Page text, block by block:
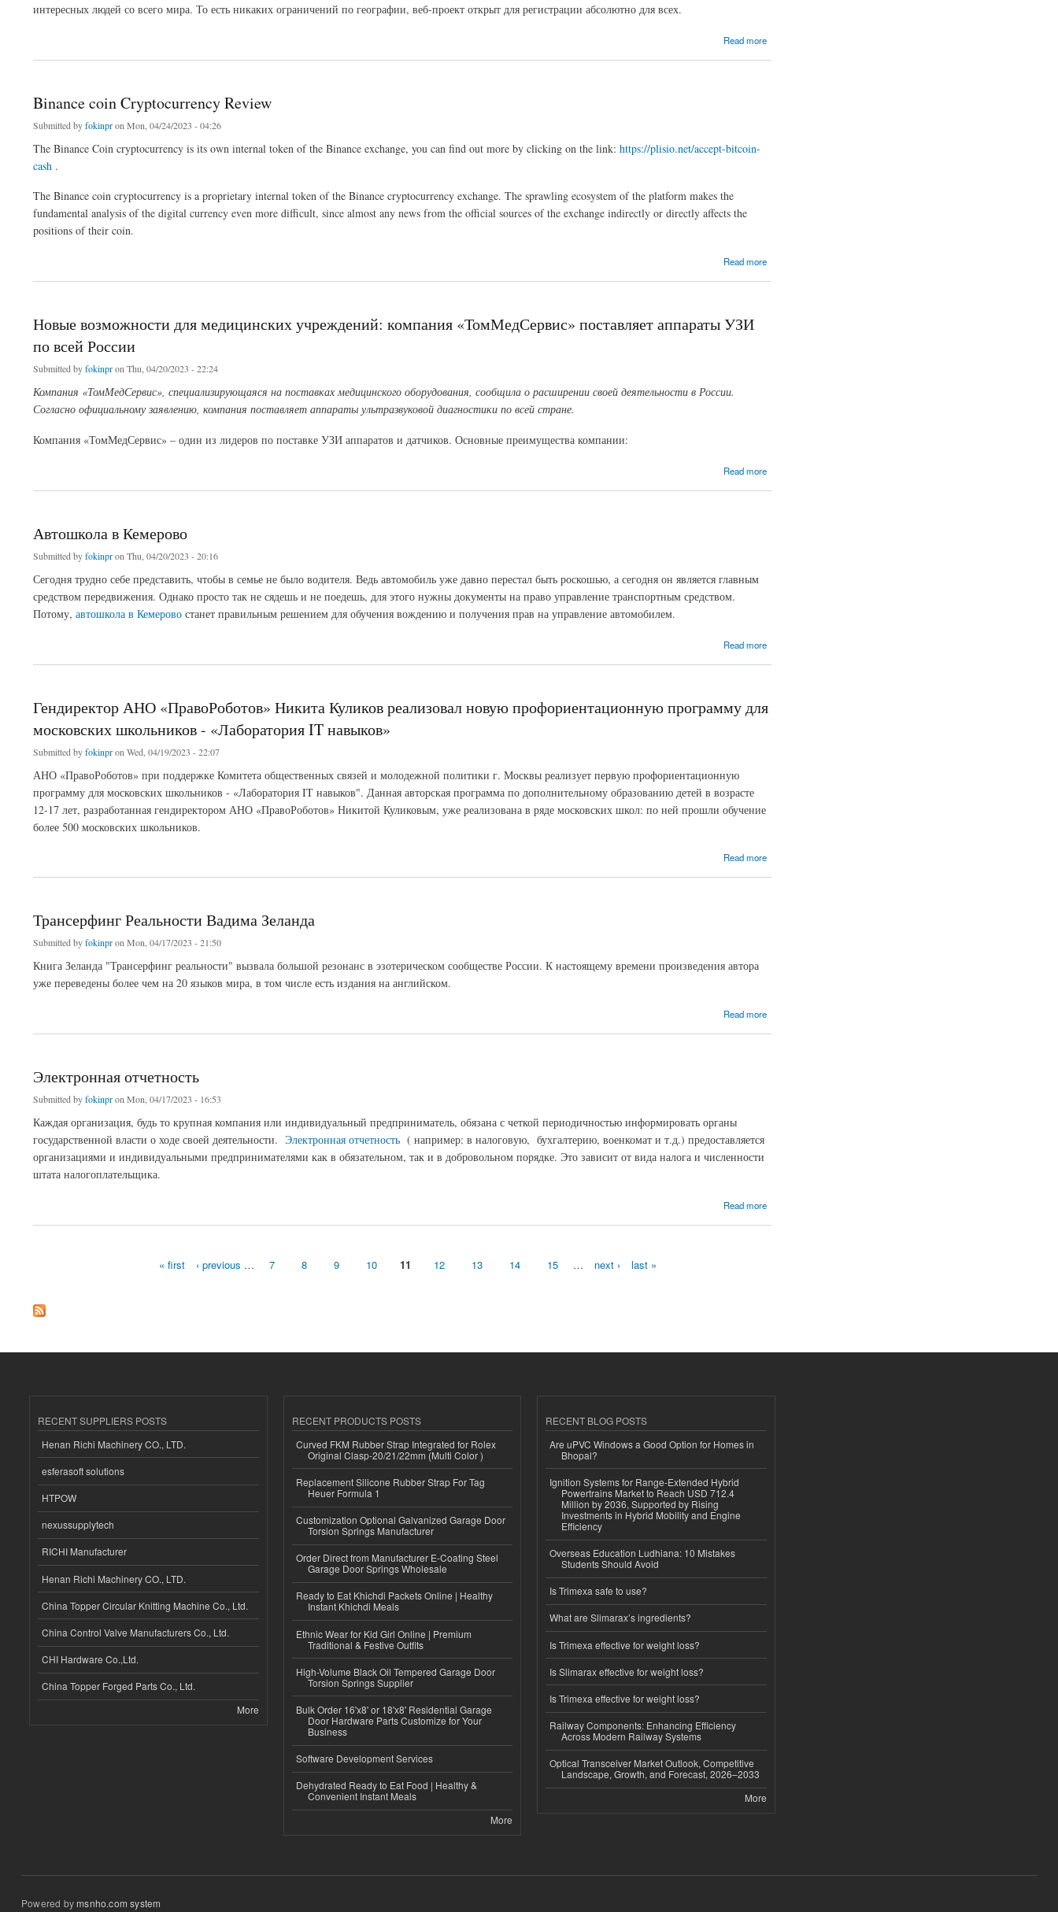
интересных людей со всего мира. То есть никаких ограничений по географии, веб-проект открыт для регистрации абсолютно для всех.
Read more
Binance coin Cryptocurrency Review
Submitted byfokinpron Mon, 04/24/2023 - 04:26
The Binance Coin cryptocurrency is its own internal token of the Binance exchange, you can find out more by clicking on the link: https://plisio.net/accept-bitcoin-
cash .
The Binance coin cryptocurrency is a proprietary internal token of the Binance cryptocurrency exchange. The sprawling ecosystem of the platform makes the
fundamental analysis of the digital currency even more difficult, since almost any news from the official sources of the exchange indirectly or directly affects the
positions of their coin.
Read more
Новые возможности для медицинских учреждений: компания «ТомМедСервис» поставляет аппараты УЗИ
по всей России
Submitted byfokinpron Thu, 04/20/2023 - 22:24
Компания «ТомМедСервис», специализирующаяся на поставках медицинского оборудования, сообщила о расширении своей деятельности в России.
Согласно официальному заявлению, компания поставляет аппараты ультразвуковой диагностики по всей стране.
Компания «ТомМедСервис» – один из лидеров по поставке УЗИ аппаратов и датчиков. Основные преимущества компании:
Read more
Автошкола в Кемерово
Submitted byfokinpron Thu, 04/20/2023 - 20:16
Сегодня трудно себе представить, чтобы в семье не было водителя. Ведь автомобиль уже давно перестал быть роскошью, а сегодня он является главным
средством передвижения. Однако просто так не сядешь и не поедешь, для этого нужны документы на право управление транспортным средством.
Потому, автошкола в Кемерово станет правильным решением для обучения вождению и получения прав на управление автомобилем.
Read more
Гендиректор АНО «ПравоРоботов» Никита Куликов реализовал новую профориентационную программу для
московских школьников - «Лаборатория IT навыков»
Submitted byfokinpron Wed, 04/19/2023 - 22:07
АНО «ПравоРоботов» при поддержке Комитета общественных связей и молодежной политики г. Москвы реализует первую профориентационную
программу для московских школьников - «Лаборатория IT навыков". Данная авторская программа по дополнительному образованию детей в возрасте
12-17 лет, разработанная гендиректором АНО «ПравоРоботов» Никитой Куликовым, уже реализована в ряде московских школ: по ней прошли обучение
более 500 московских школьников.
Read more
Трансерфинг Реальности Вадима Зеланда
Submitted byfokinpron Mon, 04/17/2023 - 21:50
Книга Зеланда "Трансерфинг реальности" вызвала большой резонанс в эзотерическом сообществе России. К настоящему времени произведения автора
уже переведены более чем на 20 языков мира, в том числе есть издания на английском.
Read more
Электронная отчетность
Submitted byfokinpron Mon, 04/17/2023 - 16:53
Каждая организация, будь то крупная компания или индивидуальный предприниматель, обязана с четкой периодичностью информировать органы
государственной власти о ходе своей деятельности. Электронная отчетность ( например: в налоговую, бухгалтерию, военкомат и т.д.) предоставляется
организациями и индивидуальными предпринимателями как в обязательном, так и в добровольном порядке. Это зависит от вида налога и численности
штата налогоплательщика.
Read more
« first ‹ previous … 7 8 9 10 11 12 13 14 15 … next › last »
RECENT SUPPLIERS POSTS
Henan Richi Machinery CO., LTD.
esferasoft solutions
HTPOW
nexussupplytech
RICHI Manufacturer
Henan Richi Machinery CO., LTD.
China Topper Circular Knitting Machine Co., Ltd.
China Control Valve Manufacturers Co., Ltd.
CHI Hardware Co.,Ltd.
China Topper Forged Parts Co., Ltd.
More
RECENT PRODUCTS POSTS
Curved FKM Rubber Strap Integrated for Rolex
Original Clasp-20/21/22mm (Multi Color )
Replacement Silicone Rubber Strap For Tag
Heuer Formula 1
Customization Optional Galvanized Garage Door
Torsion Springs Manufacturer
Order Direct from Manufacturer E-Coating Steel
Garage Door Springs Wholesale
Ready to Eat Khichdi Packets Online | Healthy
Instant Khichdi Meals
Ethnic Wear for Kid Girl Online | Premium
Traditional & Festive Outfits
High-Volume Black Oil Tempered Garage Door
Torsion Springs Supplier
Bulk Order 16'x8' or 18'x8' Residential Garage
Door Hardware Parts Customize for Your
Business
Software Development Services
Dehydrated Ready to Eat Food | Healthy &
Convenient Instant Meals
More
RECENT BLOG POSTS
Are uPVC Windows a Good Option for Homes in
Bhopal?
Ignition Systems for Range-Extended Hybrid
Powertrains Market to Reach USD 712.4
Million by 2036, Supported by Rising
Investments in Hybrid Mobility and Engine
Efficiency
Overseas Education Ludhiana: 10 Mistakes
Students Should Avoid
Is Trimexa safe to use?
What are Slimarax’s ingredients?
Is Trimexa effective for weight loss?
Is Slimarax effective for weight loss?
Is Trimexa effective for weight loss?
Railway Components: Enhancing Efficiency
Across Modern Railway Systems
Optical Transceiver Market Outlook, Competitive
Landscape, Growth, and Forecast, 2026–2033
More
Powered bymsnho.com system